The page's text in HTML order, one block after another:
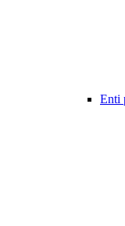
Enti